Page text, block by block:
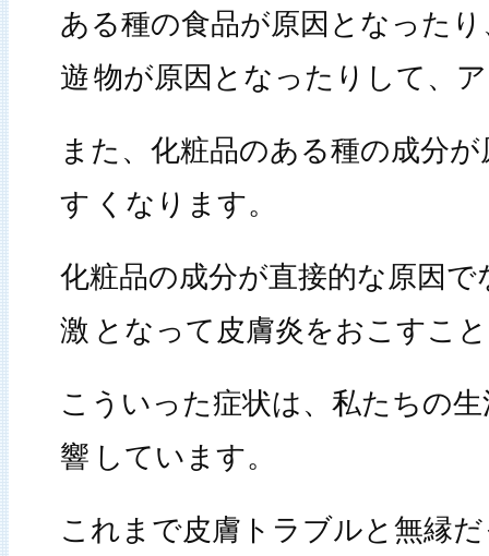
ある種の食品が原因となった
遊物が原因となったりして、
また、化粧品のある種の成分
す くなります。
化粧品の成分が直接的な原因
激 となって皮膚炎をおこすこ
こういった症状は、私たちの
響 しています。
これまで皮膚トラブルと無縁